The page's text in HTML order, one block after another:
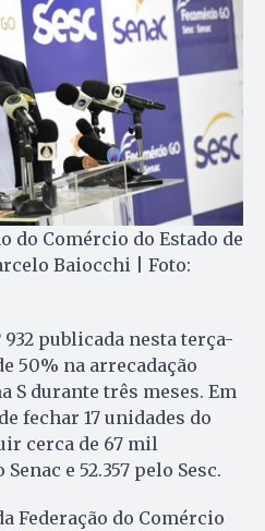
do Comércio do Estado de
Baiocchi | Foto:
publicada nesta terça-
50% na arrecadação
S durante três meses. Em
fechar 17 unidades do
cerca de 67 mil
e 52.357 pelo Sesc.
Federação do Comércio